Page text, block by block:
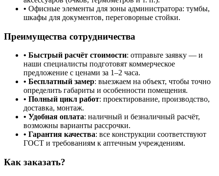
• Офисные элементы для зоны администратора: тумбы,
шкафы для документов, переговорные стойки.
Преимущества сотрудничества
• Быстрый расчёт стоимости: отправьте заявку — и
наши специалисты подготовят коммерческое
предложение с ценами за 1–2 часа.
• Бесплатный замер: выезжаем на объект, чтобы точно
определить габариты и особенности помещения.
• Полный цикл работ: проектирование, производство,
доставка, монтаж.
• Удобная оплата: наличный и безналичный расчёт,
возможны варианты рассрочки.
• Гарантия качества: все конструкции соответствуют
ГОСТ и требованиям к аптечным учреждениям.
Как заказать?